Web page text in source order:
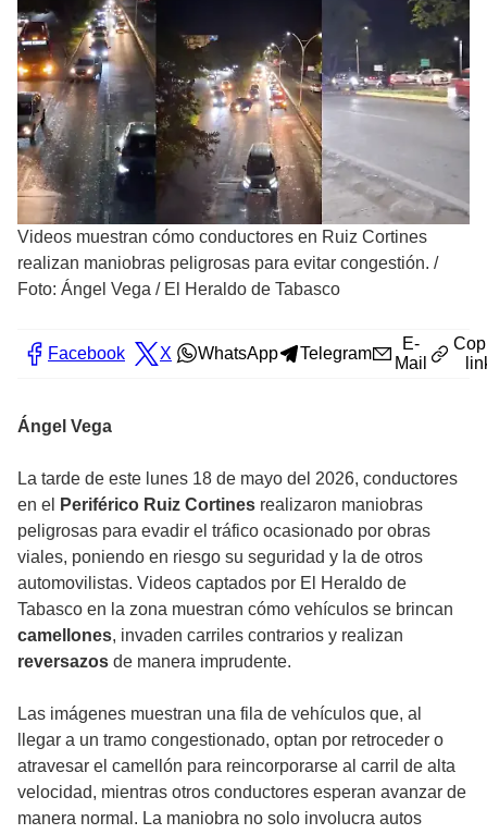
Videos muestran cómo conductores en Ruiz Cortines
realizan maniobras peligrosas para evitar congestión. /
Foto: Ángel Vega / El Heraldo de Tabasco
Facebook X WhatsApp Telegram
E-
Mail
Ángel Vega
La tarde de este lunes 18 de mayo del 2026, conductores
en el
Periférico Ruiz Cortines realizaron maniobras
peligrosas para evadir el tráfico ocasionado por obras
viales, poniendo en riesgo su seguridad y la de otros
automovilistas. Videos captados por El Heraldo de
Tabasco en la zona muestran cómo vehículos se brincan
camellones, invaden carriles contrarios y realizan
reversazos de manera imprudente.
Las imágenes muestran una fila de vehículos que, al
llegar a un tramo congestionado, optan por retroceder o
atravesar el camellón para reincorporarse al carril de alta
velocidad, mientras otros conductores esperan avanzar de
manera normal. La maniobra no solo involucra autos